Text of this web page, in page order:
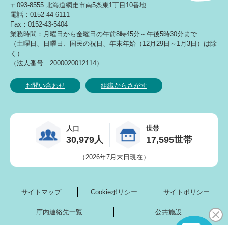
〒093-8555 北海道網走市南5条東1丁目10番地
電話：0152-44-6111
Fax：0152-43-5404
業務時間：月曜日から金曜日の午前8時45分～午後5時30分まで
（土曜日、日曜日、国民の祝日、年末年始（12月29日～1月3日）は除
く）
（法人番号 2000020012114）
お問い合わせ 組織からさがす
人口
30,979人
世帯
17,595世帯
（2026年7月末日現在）
サイトマップ Cookieポリシー サイトポリシー
庁内連絡先一覧 公共施設